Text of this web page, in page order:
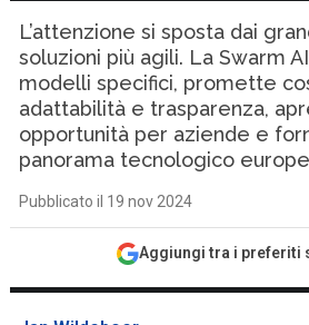
L’attenzione si sposta dai
soluzioni più agili. La Swarm
modelli specifici, promette
adattabilità e trasparenza,
opportunità per aziende e
panorama tecnologico
Pubblicato il 19 nov 2024
Aggiungi tra i preferiti